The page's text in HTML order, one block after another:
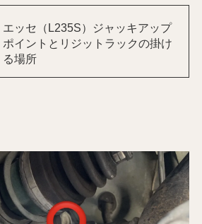
エッセ（L235S）ジャッキアップ
ポイントとリジットラックの掛け
る場所